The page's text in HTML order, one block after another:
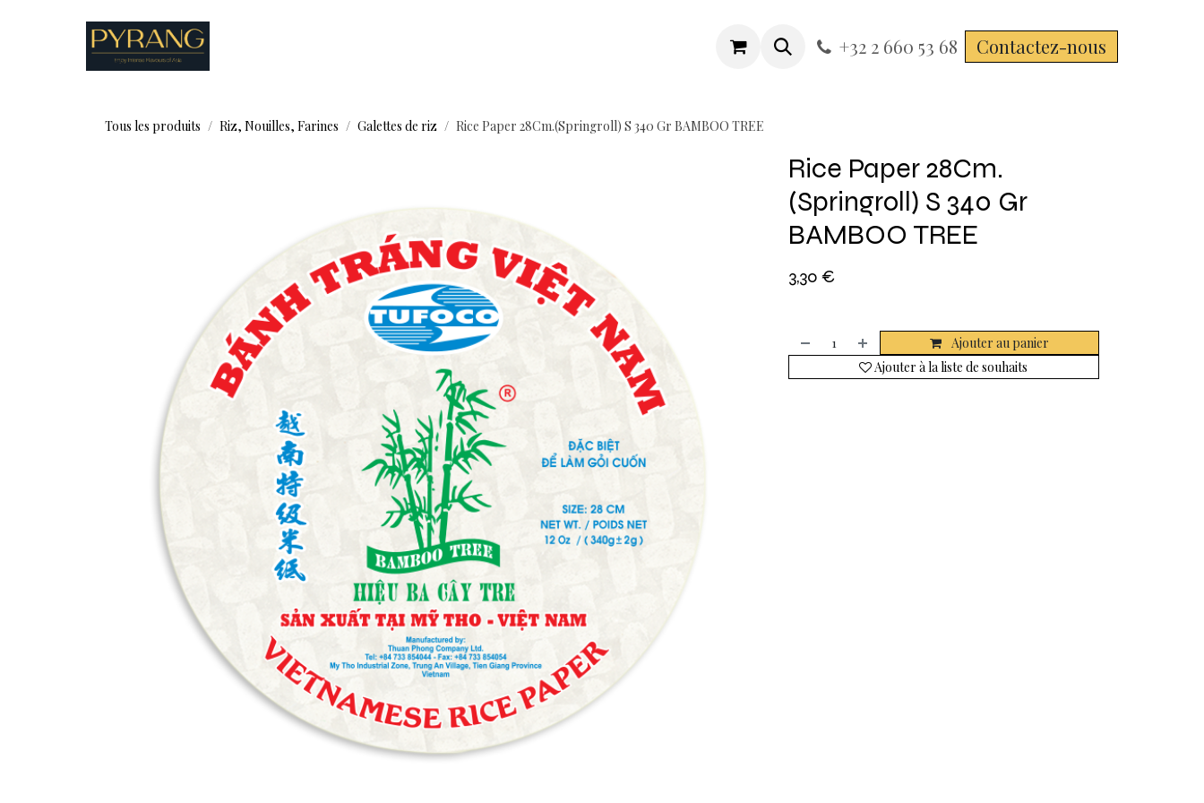
+32 2 660 53 68 Contactez-nous
Tous les produits Riz, Nouilles, Farines Galettes de riz Rice Paper 28Cm.(Springroll) S 340 Gr BAMBOO TREE
Rice Paper 28Cm.
(Springroll) S 340 Gr
BAMBOO TREE
3,30 €
Ajouter au panier
Ajouter à la liste de souhaits